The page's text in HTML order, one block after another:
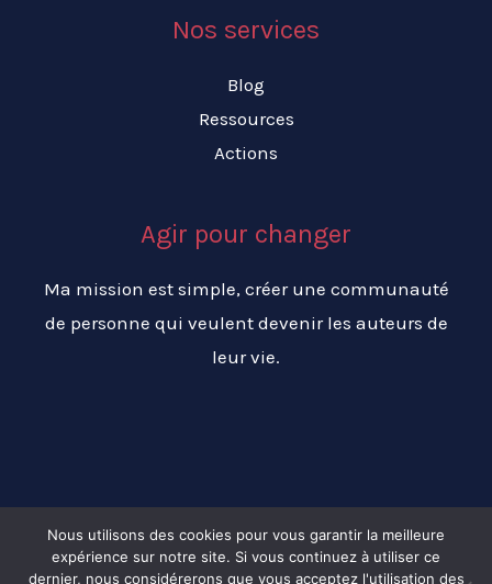
Nos services
Blog
Ressources
Actions
Agir pour changer
Ma mission est simple, créer une communauté
de personne qui veulent devenir les auteurs de
leur vie.
Copyright © 2026 Changer ma vie pour réussir ma vie
Nous utilisons des cookies pour vous garantir la meilleure
expérience sur notre site. Si vous continuez à utiliser ce
dernier, nous considérerons que vous acceptez l'utilisation des